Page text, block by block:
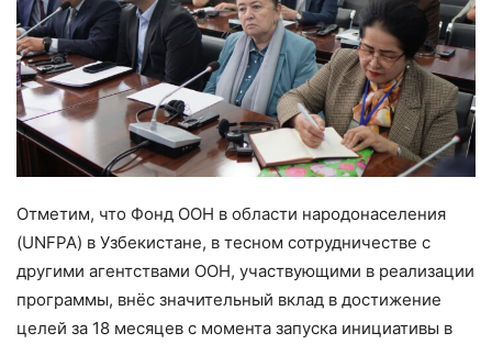
Отметим, что Фонд ООН в области народонаселения
(UNFPA) в Узбекистане, в тесном сотрудничестве с
другими агентствами ООН, участвующими в реализации
программы, внёс значительный вклад в достижение
целей за 18 месяцев с момента запуска инициативы в